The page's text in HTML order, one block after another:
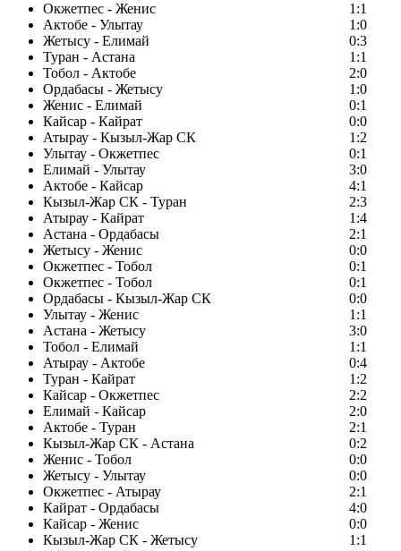
Окжетпес - Женис
1:1
Актобе - Улытау
1:0
Жетысу - Елимай
0:3
Туран - Астана
1:1
Тобол - Актобе
2:0
Ордабасы - Жетысу
1:0
Женис - Елимай
0:1
Кайсар - Кайрат
0:0
Атырау - Кызыл-Жар СК
1:2
Улытау - Окжетпес
0:1
Елимай - Улытау
3:0
Актобе - Кайсар
4:1
Кызыл-Жар СК - Туран
2:3
Атырау - Кайрат
1:4
Астана - Ордабасы
2:1
Жетысу - Женис
0:0
Окжетпес - Тобол
0:1
Окжетпес - Тобол
0:1
Ордабасы - Кызыл-Жар СК
0:0
Улытау - Женис
1:1
Астана - Жетысу
3:0
Тобол - Елимай
1:1
Атырау - Актобе
0:4
Туран - Кайрат
1:2
Кайсар - Окжетпес
2:2
Елимай - Кайсар
2:0
Актобе - Туран
2:1
Кызыл-Жар СК - Астана
0:2
Женис - Тобол
0:0
Жетысу - Улытау
0:0
Окжетпес - Атырау
2:1
Кайрат - Ордабасы
4:0
Кайсар - Женис
0:0
Кызыл-Жар СК - Жетысу
1:1